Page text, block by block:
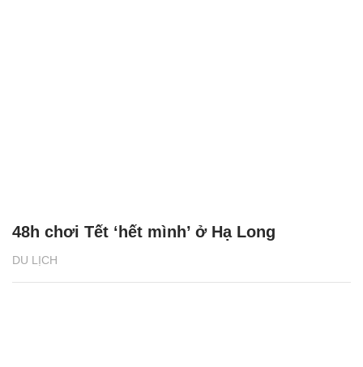
DU LỊCH
48h chơi Tết ‘hết mình’ ở Hạ Long